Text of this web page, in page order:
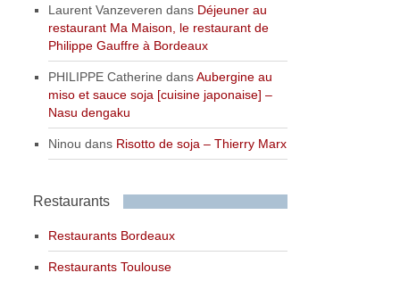
Laurent Vanzeveren dans Déjeuner au
restaurant Ma Maison, le restaurant de
Philippe Gauffre à Bordeaux
PHILIPPE Catherine dansAubergine au
miso et sauce soja [cuisine japonaise] –
Nasu dengaku
Ninou dans Risotto de soja – Thierry Marx
Restaurants
Restaurants Bordeaux
Restaurants Toulouse